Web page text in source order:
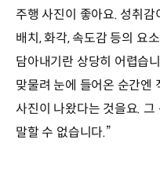
주행 사진이 좋아요. 성취
배치, 화각, 속도감 등의 요
담아내기란 상당히 어렵습
맞물려 눈에 들어온 순간엔
사진이 나왔다는 것을요.
말할 수 없습니다.”